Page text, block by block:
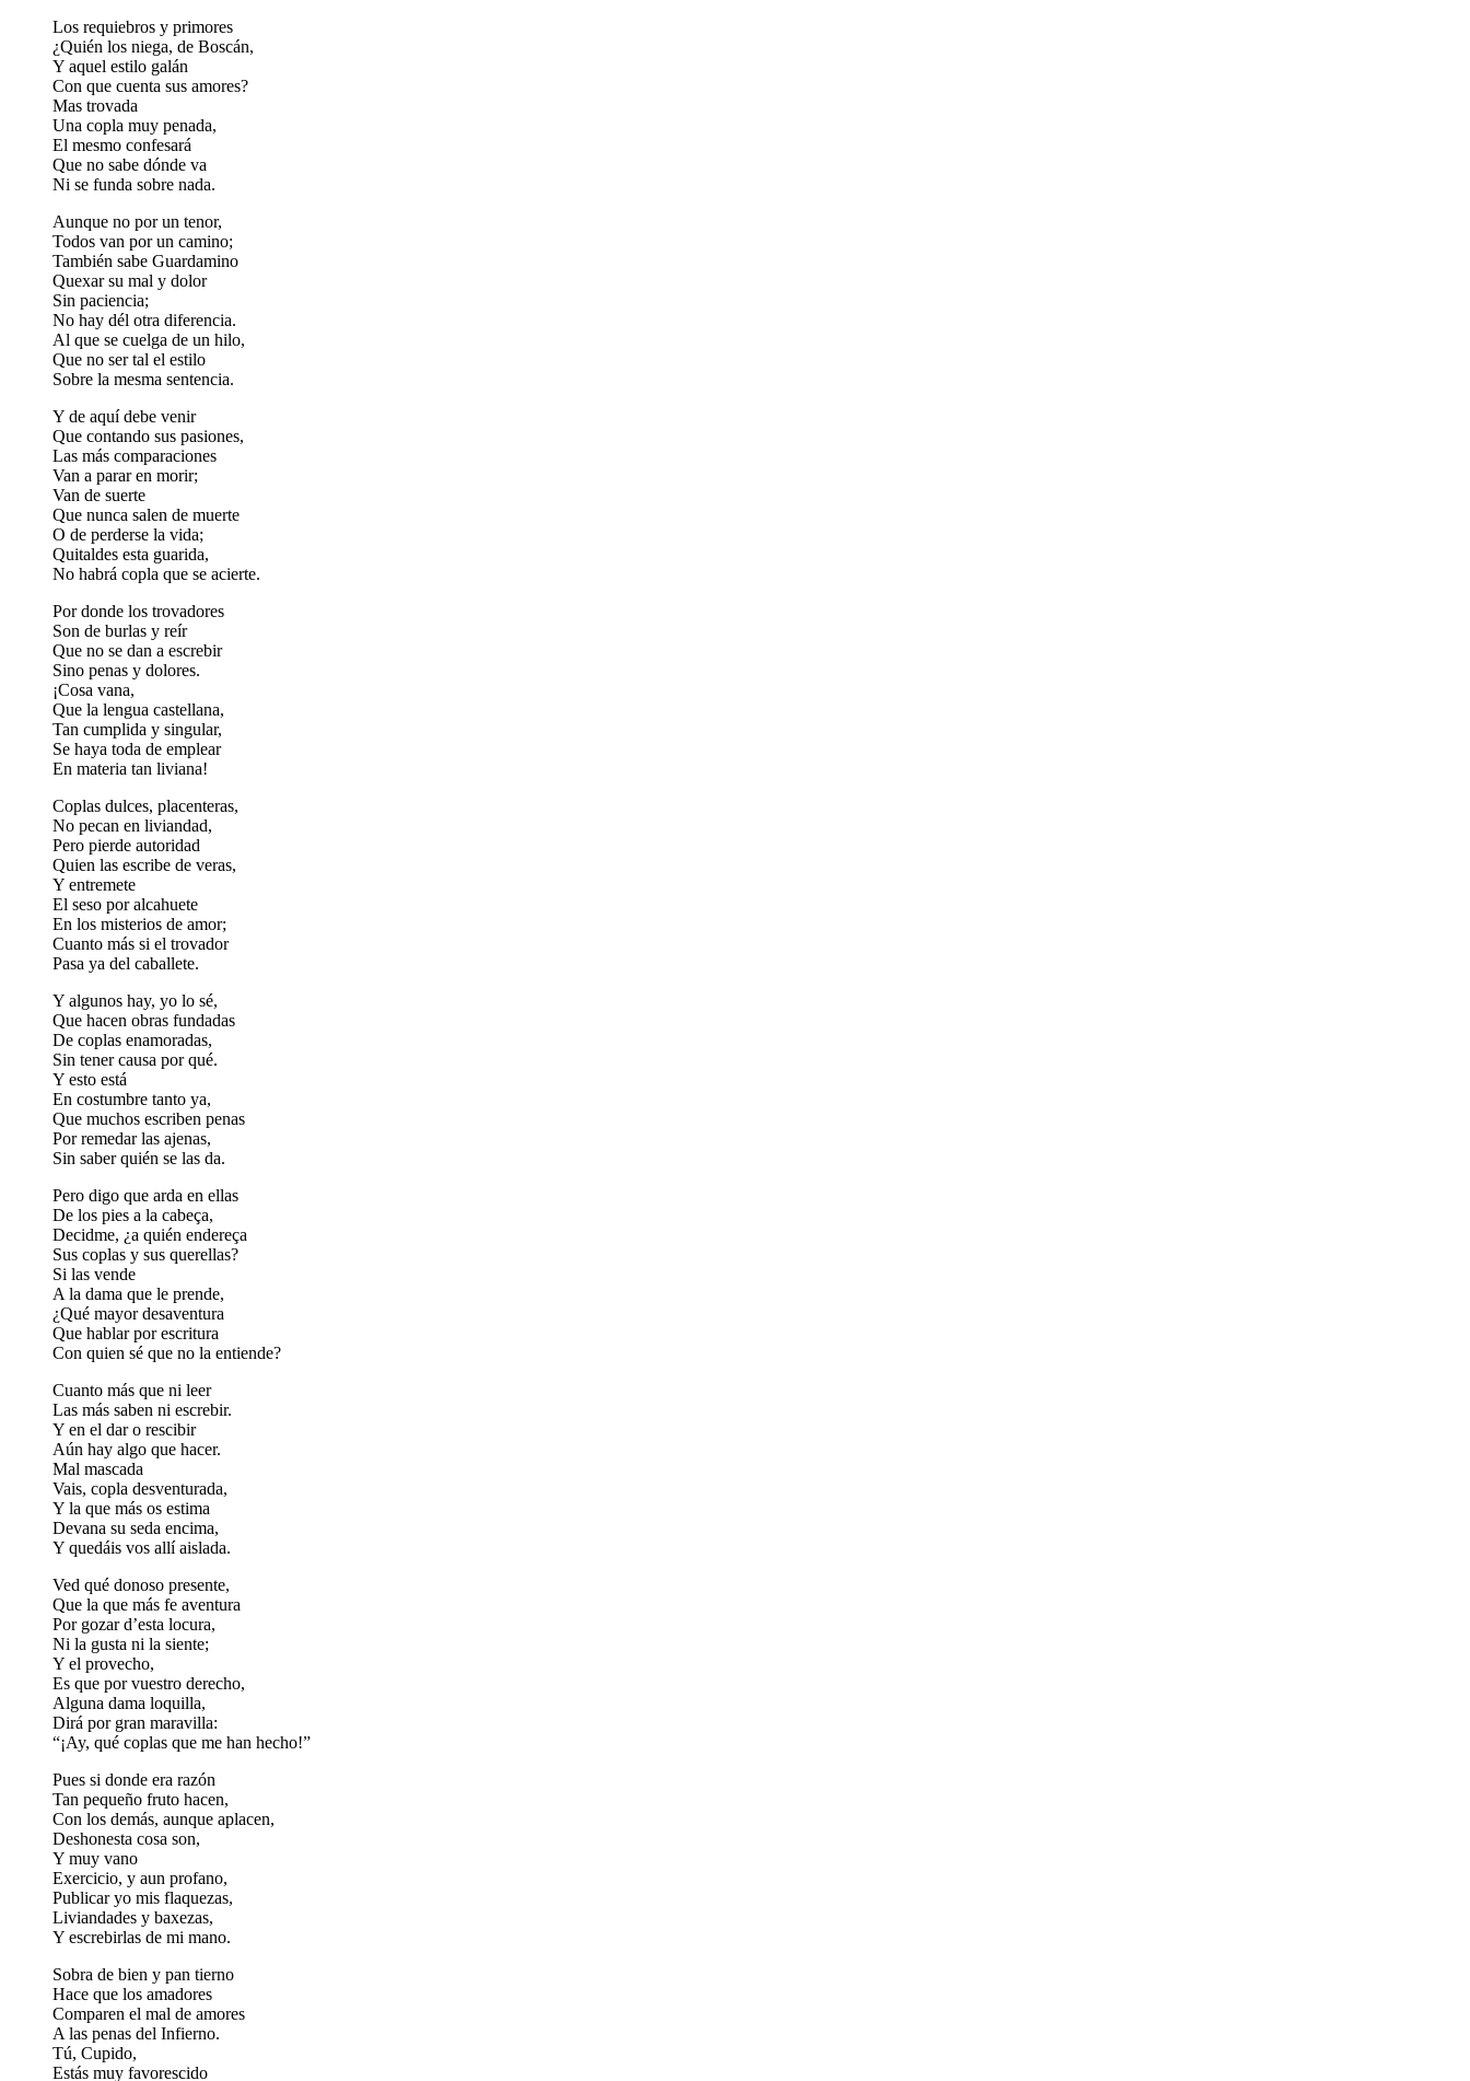
Los requiebros y primores
¿Quién los niega, de Boscán,
Y aquel estilo galán
Con que cuenta sus amores?
Mas trovada
Una copla muy penada,
El mesmo confesará
Que no sabe dónde va
Ni se funda sobre nada.
Aunque no por un tenor,
Todos van por un camino;
También sabe Guardamino
Quexar su mal y dolor
Sin paciencia;
No hay dél otra diferencia.
Al que se cuelga de un hilo,
Que no ser tal el estilo
Sobre la mesma sentencia.
Y de aquí debe venir
Que contando sus pasiones,
Las más comparaciones
Van a parar en morir;
Van de suerte
Que nunca salen de muerte
O de perderse la vida;
Quitaldes esta guarida,
No habrá copla que se acierte.
Por donde los trovadores
Son de burlas y reír
Que no se dan a escrebir
Sino penas y dolores.
¡Cosa vana,
Que la lengua castellana,
Tan cumplida y singular,
Se haya toda de emplear
En materia tan liviana!
Coplas dulces, placenteras,
No pecan en liviandad,
Pero pierde autoridad
Quien las escribe de veras,
Y entremete
El seso por alcahuete
En los misterios de amor;
Cuanto más si el trovador
Pasa ya del caballete.
Y algunos hay, yo lo sé,
Que hacen obras fundadas
De coplas enamoradas,
Sin tener causa por qué.
Y esto está
En costumbre tanto ya,
Que muchos escriben penas
Por remedar las ajenas,
Sin saber quién se las da.
Pero digo que arda en ellas
De los pies a la cabeça,
Decidme, ¿a quién endereça
Sus coplas y sus querellas?
Si las vende
A la dama que le prende,
¿Qué mayor desaventura
Que hablar por escritura
Con quien sé que no la entiende?
Cuanto más que ni leer
Las más saben ni escrebir.
Y en el dar o rescibir
Aún hay algo que hacer.
Mal mascada
Vais, copla desventurada,
Y la que más os estima
Devana su seda encima,
Y quedáis vos allí aislada.
Ved qué donoso presente,
Que la que más fe aventura
Por gozar d’esta locura,
Ni la gusta ni la siente;
Y el provecho,
Es que por vuestro derecho,
Alguna dama loquilla,
Dirá por gran maravilla:
“¡Ay, qué coplas que me han hecho!”
Pues si donde era razón
Tan pequeño fruto hacen,
Con los demás, aunque aplacen,
Deshonesta cosa son,
Y muy vano
Exercicio, y aun profano,
Publicar yo mis flaquezas,
Liviandades y baxezas,
Y escrebirlas de mi mano.
Sobra de bien y pan tierno
Hace que los amadores
Comparen el mal de amores
A las penas del Infierno.
Tú, Cupido,
Estás muy favorescido